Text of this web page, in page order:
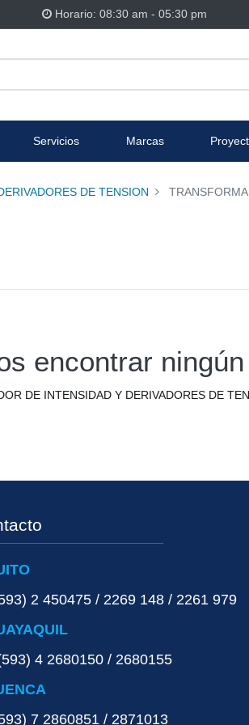
Horario: 08:30 am - 05:30 pm
Servicios Marcas
DE TENSION
encontrar
DE INTENSIDAD Y DERIVADORES DE
2 450475 / 2269 148 / 2261 979
4 2680150 / 2680155
7 2860851 / 2871013